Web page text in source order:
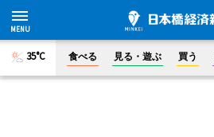
35°C 食べる 見る・遊ぶ 買う